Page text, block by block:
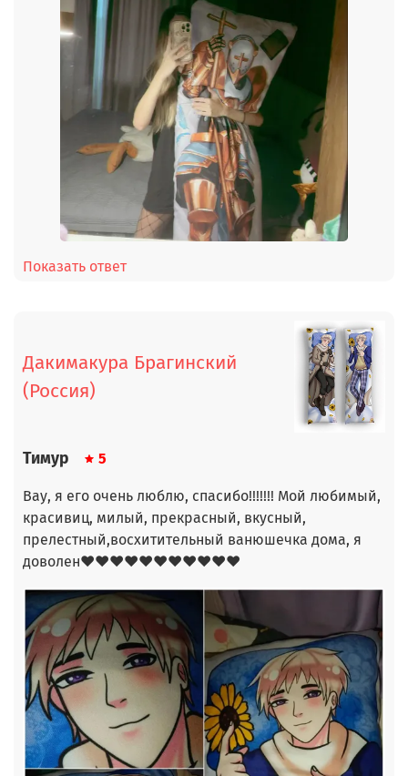
Показать ответ
Дакимакура Брагинский
(Россия)
Тимур 5
Вау, я его очень люблю, спасибо!!!!!!! Мой любимый,
красивиц, милый, прекрасный, вкусный,
прелестный,восхитительный ванюшечка дома, я
доволен❤❤❤❤❤❤❤❤❤❤❤